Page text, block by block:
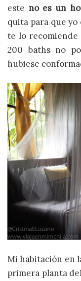
este no es un
quita para que
te lo recomiende
200 baths no
hubiese
Mi habitación en
primera planta